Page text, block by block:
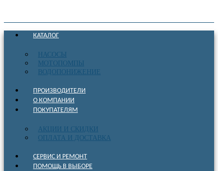
КАТАЛОГ
НАСОСЫ
МОТОПОМПЫ
ВОДОПОНИЖЕНИЕ
ПРОИЗВОДИТЕЛИ
О КОМПАНИИ
ПОКУПАТЕЛЯМ
АКЦИИ И СКИДКИ
ОПЛАТА И ДОСТАВКА
СЕРВИС И РЕМОНТ
ПОМОЩЬ В ВЫБОРЕ